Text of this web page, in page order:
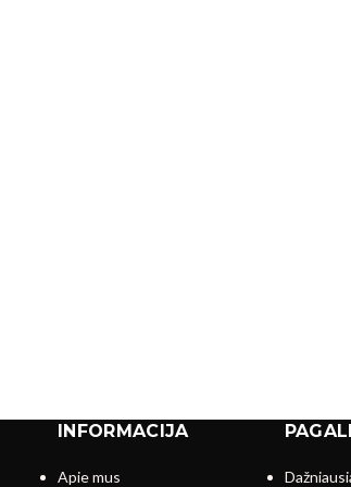
INFORMACIJA
Apie mus